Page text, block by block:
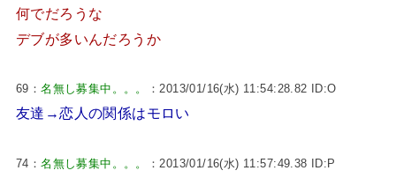
何でだろうな
デブが多いんだろうか
69：名無し募集中。。。 ：2013/01/16(水) 11:54:28.82 ID:O
友達→恋人の関係はモロい
74：名無し募集中。。。 ：2013/01/16(水) 11:57:49.38 ID:P